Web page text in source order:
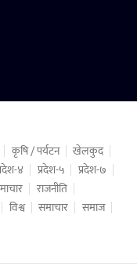
कृषि / पर्यटन
खेलकुद
४ प्रदेश-५
प्रदेश-७
राजनीति
विश्व समाचार
समाज